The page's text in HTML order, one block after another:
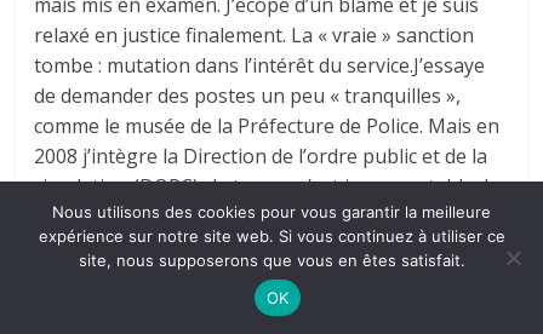
relaxé en justice finalement. La « vraie » sanction
tombe : mutation dans l’intérêt du service.J’essaye
de demander des postes un peu « tranquilles »,
comme le musée de la Préfecture de Police. Mais en
2008 j’intègre la Direction de l’ordre public et de la
circulation (DOPC) : la tenue m’est insupportable, le
management je ne sais pas et je ne veux pas faire.
Tout au plus, j’encadre deux manifestations en tant
qu’officier de liaison. Et puis j’arrive à me faire
exempter de voie publique et de port d’arme !
Nous utilisons des cookies pour vous garantir la meilleure
expérience sur notre site web. Si vous continuez à utiliser ce
site, nous supposerons que vous en êtes satisfait.
OK